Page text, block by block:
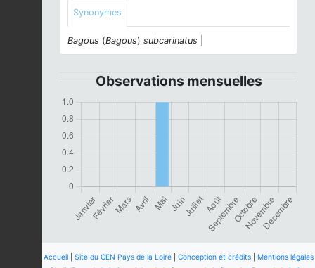
Synonymes
Bagous (Bagous) subcarinatus
Observations mensuelles
Accueil Site du CEN Pays de la Loire Conception et crédits
Mentions légales